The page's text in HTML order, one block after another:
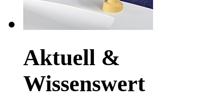
Aktuell &
Wissenswert